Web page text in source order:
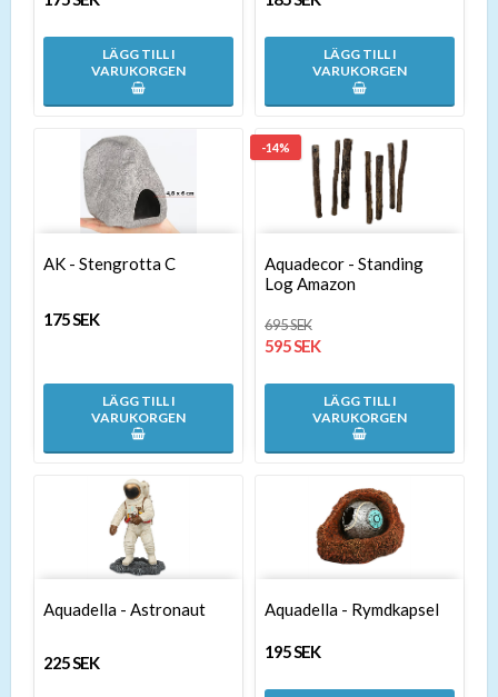
LÄGG TILL I
VARUKORGEN
LÄGG TILL I
VARUKORGEN
AK - Stengrotta C
175 SEK
LÄGG TILL I
VARUKORGEN
-14%
Aquadecor - Standing
Log Amazon
695 SEK
595 SEK
LÄGG TILL I
VARUKORGEN
Aquadella - Astronaut
225 SEK
Aquadella - Rymdkapsel
195 SEK